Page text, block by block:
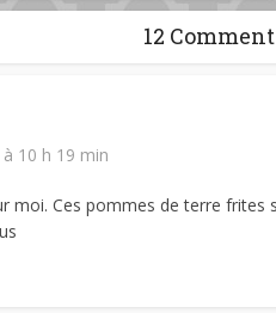
12
10 h 19 min
moi. Ces pommes de terre